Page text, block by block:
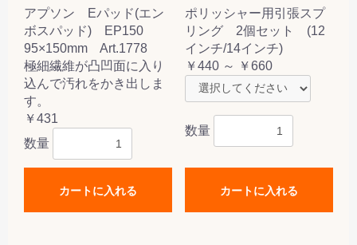
アプソン Eパッド(エン
ボスパッド) EP150
95×150mm Art.1778
極細繊維が凸凹面に入り
込んで汚れをかき出しま
す。
￥431
数量
カートに入れる
ポリッシャー用引張スプ
リング 2個セット (12
インチ/14インチ)
￥440 ～ ￥660
数量
カートに入れる